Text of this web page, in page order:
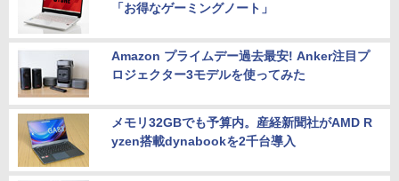
「お得なゲーミングノート」
Amazon プライムデー過去最安! Anker注目プ
ロジェクター3モデルを使ってみた
メモリ32GBでも予算内。産経新聞社がAMD R
yzen搭載dynabookを2千台導入